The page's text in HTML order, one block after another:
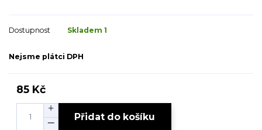
Dostupnost Skladem 1
Nejsme plátci DPH
85 Kč
Přidat do košíku